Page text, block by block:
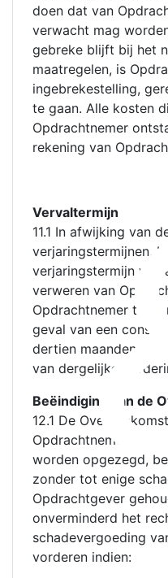
doen dat van
verwacht mag
gebreke blijft bij het
maatregelen, is
ingebrekestelling,
te gaan. Alle kosten
Opdrachtnemer
rekening van
Vervaltermijn
11.1 In afwijking van
verjaringstermijnen,
verjaringstermijn van
verweren van
Opdrachtnemer twee
geval van een
dertien maanden –
van dergelijke
Beëindiging van de
12.1 De
Opdrachtnemer met
worden opgezegd,
zonder tot enige
Opdrachtgever
onverminderd het
schadevergoeding
vorderen indien: